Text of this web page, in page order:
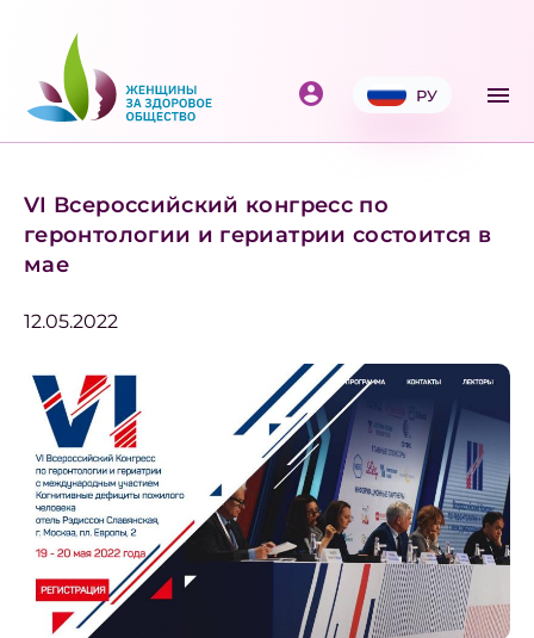
РУ
12.05.2022
VI Всероссийский конгресс по
геронтологии и гериатрии состоится в
мае